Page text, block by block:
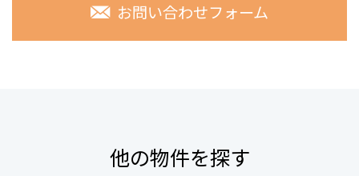
お問い合わせフォーム
他の物件を探す